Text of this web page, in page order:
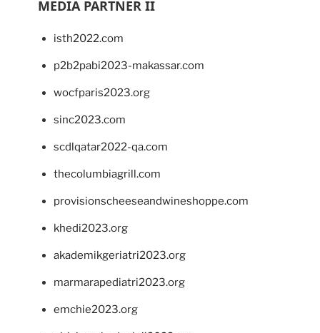
MEDIA PARTNER II
isth2022.com
p2b2pabi2023-makassar.com
wocfparis2023.org
sinc2023.com
scdlqatar2022-qa.com
thecolumbiagrill.com
provisionscheeseandwineshoppe.com
khedi2023.org
akademikgeriatri2023.org
marmarapediatri2023.org
emchie2023.org